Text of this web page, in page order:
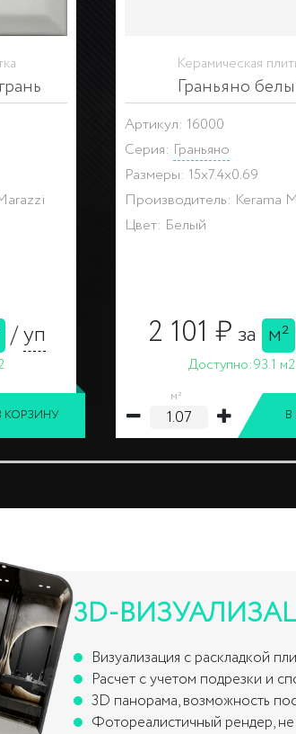
/уп
КОРЗИНУ
Керамическая
Граньяно
Артикул: 16000
Серия: Граньяно
Размеры: 15x7.4x0.69
Производитель: Kerama
Цвет: Белый
2 101 ₽за м²
Доступно:93.1 м2
м²
3D-
Визуализация с раскладкой
Расчет с учетом подрезки и
3D панорама, возможность
Фотореалистичный рендер, не